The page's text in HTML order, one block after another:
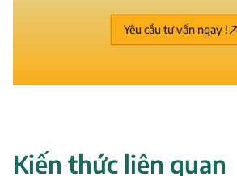
Yêu cầu tư vấn ngay !
Kiến thức liên quan